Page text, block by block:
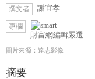
撰文者 謝宜孝
專欄
財富網編輯嚴選
圖片來源：達志影像
摘要